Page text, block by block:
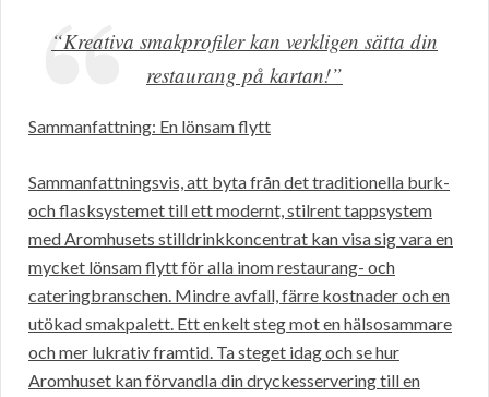
“Kreativa smakprofiler kan verkligen sätta din
restaurang på kartan!”
Sammanfattning: En lönsam flytt
Sammanfattningsvis, att byta från det traditionella burk-
och flasksystemet till ett modernt, stilrent tappsystem
med Aromhusets stilldrinkkoncentrat kan visa sig vara en
mycket lönsam flytt för alla inom restaurang- och
cateringbranschen. Mindre avfall, färre kostnader och en
utökad smakpalett. Ett enkelt steg mot en hälsosammare
och mer lukrativ framtid. Ta steget idag och se hur
Aromhuset kan förvandla din dryckesservering till en